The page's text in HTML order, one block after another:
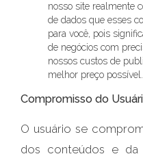
nosso site realmente
de dados que esses
para você, pois
de negócios com
nossos custos de
melhor preço possível.
Compromisso do
O usuário se
dos conteúdos e da